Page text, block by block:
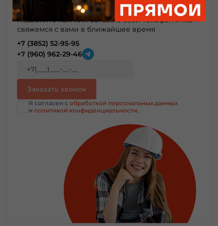
Не нашли что нужно?
Позвоните нам или оставьте свой телефон и мы
свяжемся с вами в ближайшее время
+7 (3852) 52-95-95
+7 (960) 962-29-46
Я согласен с обработкой персональных данных
и политикой конфиденциальности.